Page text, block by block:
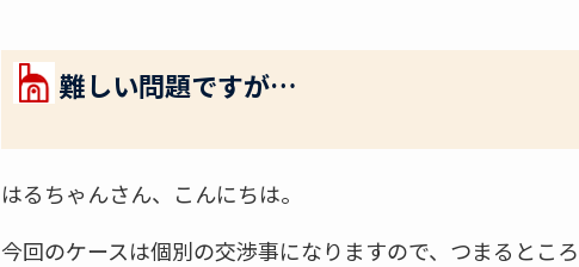
難しい問題ですが…
はるちゃんさん、こんにちは。
今回のケースは個別の交渉事になりますので、つまるとこ